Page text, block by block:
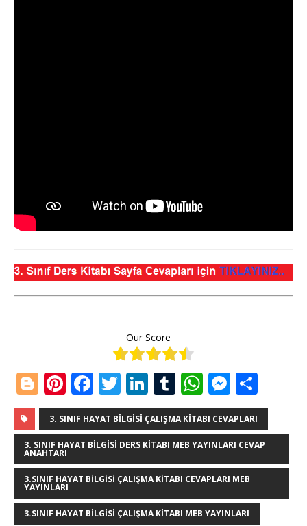
Our Score
Bl
o
g
g
e
r
Pi
n
te
r
e
st
F
a
c
e
b
o
o
T
w
it
te
r
Li
n
k
e
dI
n
T
u
m
bl
r
W
h
at
s
A
p
p
M
e
ss
e
n
g
e
h
ar
e
3. SINIF HAYAT BILGISI ÇALIŞMA KITABI CEVAPLARI
3. SINIF HAYAT BILGISI DERS KITABI MEB YAYINLARI CEVAP
ANAHTARI
3.SINIF HAYAT BILGISI ÇALIŞMA KITABI CEVAPLARI MEB
YAYINLARI
3.SINIF HAYAT BILGISI ÇALIŞMA KITABI MEB YAYINLARI